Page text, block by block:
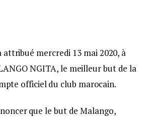
mercredi 13 mai 2020, à
NGITA, le meilleur but de la
officiel du club marocain.
que le but de Malango,